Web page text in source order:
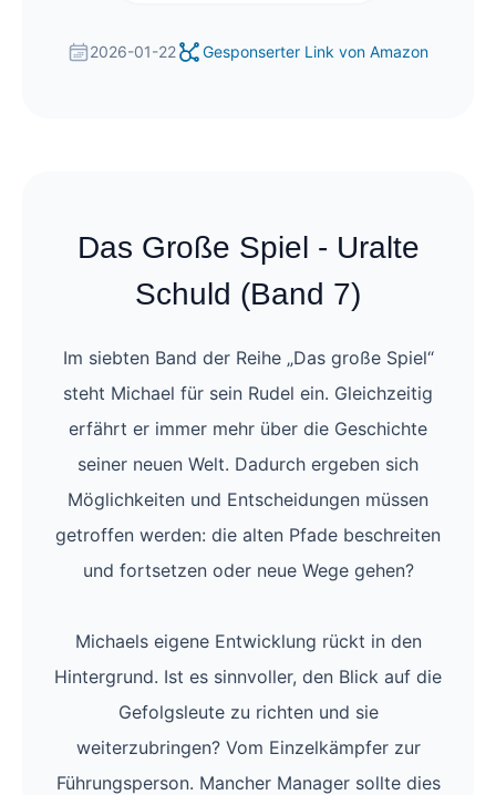
2026-01-22 Gesponserter Link von Amazon
Das Große Spiel - Uralte
Schuld (Band 7)
Im siebten Band der Reihe „Das große Spiel“
steht Michael für sein Rudel ein. Gleichzeitig
erfährt er immer mehr über die Geschichte
seiner neuen Welt. Dadurch ergeben sich
Möglichkeiten und Entscheidungen müssen
getroffen werden: die alten Pfade beschreiten
und fortsetzen oder neue Wege gehen?
Michaels eigene Entwicklung rückt in den
Hintergrund. Ist es sinnvoller, den Blick auf die
Gefolgsleute zu richten und sie
weiterzubringen? Vom Einzelkämpfer zur
Führungsperson. Mancher Manager sollte dies